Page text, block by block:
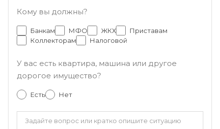
Кому вы должны?
Банкам МФО ЖКХ
Приставам
Коллекторам
Налоговой
У вас есть квартира, машина или другое
дорогое имущество?
Есть Нет